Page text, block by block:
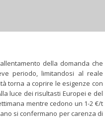
della domanda che
periodo, limitandosi al reale
torna a coprire le esigenze con
luce dei risultasti Europei e del
mentre cedono un 1-2 €/t
si confermano per carenza di